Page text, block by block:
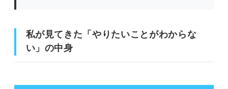
私が見てきた「やりたいことがわからな
い」の中身